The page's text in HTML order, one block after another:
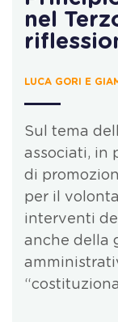
nel
LUCA GORI E
Sul tema
associati, in
di
per il
interventi
anche della